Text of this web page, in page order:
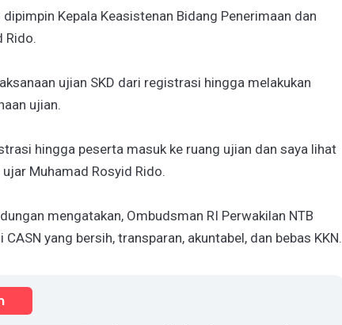
Kepala Keasistenan Bidang Penerimaan dan
Rido.
ujian SKD dari registrasi hingga melakukan
ujian.
hingga peserta masuk ke ruang ujian dan saya lihat
Muhamad Rosyid Rido.
mengatakan, Ombudsman RI Perwakilan NTB
yang bersih, transparan, akuntabel, dan bebas KKN.